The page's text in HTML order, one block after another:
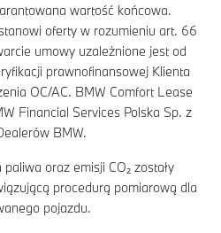
wartość końcowa.
oferty w rozumieniu art. 66
umowy uzależnione jest od
prawnofinansowej Klienta
OC/AC. BMW Comfort Lease
Financial Services Polska Sp. z
BMW.
oraz emisji CO₂ zostały
procedurą pomiarową dla
pojazdu.